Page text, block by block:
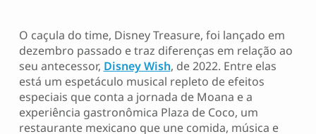
O caçula do time, Disney Treasure, foi lançado em
dezembro passado e traz diferenças em relação ao
seu antecessor, Disney Wish, de 2022. Entre elas
está um espetáculo musical repleto de efeitos
especiais que conta a jornada de Moana e a
experiência gastronômica Plaza de Coco, um
restaurante mexicano que une comida, música e